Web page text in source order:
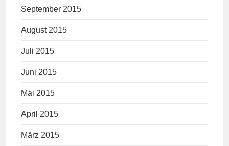
September 2015
August 2015
Juli 2015
Juni 2015
Mai 2015
April 2015
März 2015